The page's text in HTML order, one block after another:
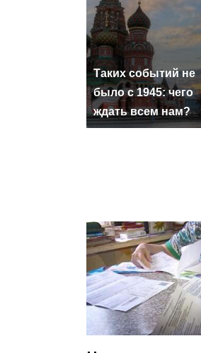
Таких событий не
было с 1945: чего
ждать всем нам?